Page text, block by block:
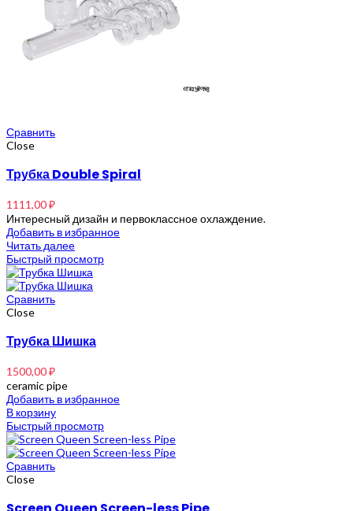
Сравнить
Close
Трубка Double Spiral
1111,00₽
Интересный дизайн и первоклассное охлаждение.
Добавить в избранное
Читать далее
Быстрый просмотр
Сравнить
Close
Трубка Шишка
1500,00₽
ceramic pipe
Добавить в избранное
В корзину
Быстрый просмотр
Сравнить
Close